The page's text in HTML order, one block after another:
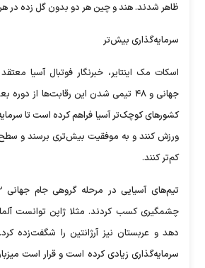
ظاهر شدند. هند و چین هر دو بدون گل زده در
سرمایه‌گذاری بیش‌تر
اسکات مک اینتایر، خبرنگار فوتبال آسیا
جهانی و ۴۸ تیمی شدن این رقابت‌ها از
کشورهای کوچک‌تر آسیا فراهم کرده است تا
ورزش کنند و به موفقیت بیش‌تری برسند و
کم‌تر کنند.
چشمگیری کسب کردند. مثلا ژاپن توانست
دهد و عربستان نیز آرژانتین را شگفت‌زده